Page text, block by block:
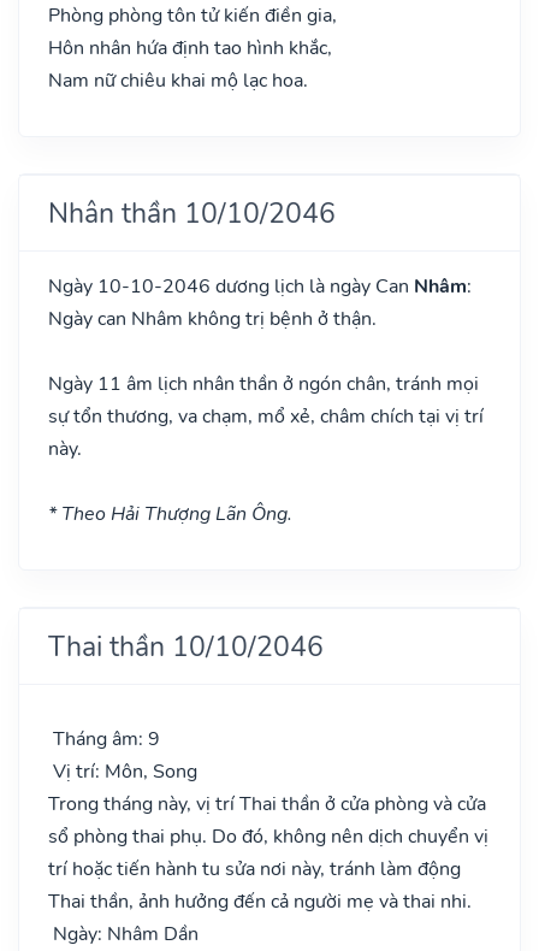
Phòng phòng tôn tử kiến điền gia,
Hôn nhân hứa định tao hình khắc,
Nam nữ chiêu khai mộ lạc hoa.
Nhân thần 10/10/2046
Ngày 10-10-2046 dương lịch là ngày Can Nhâm:
Ngày can Nhâm không trị bệnh ở thận.
Ngày 11 âm lịch nhân thần ở ngón chân, tránh mọi
sự tổn thương, va chạm, mổ xẻ, châm chích tại vị trí
này.
* Theo Hải Thượng Lãn Ông.
Thai thần 10/10/2046
Tháng âm: 9
Vị trí: Môn, Song
Trong tháng này, vị trí Thai thần ở cửa phòng và cửa
sổ phòng thai phụ. Do đó, không nên dịch chuyển vị
trí hoặc tiến hành tu sửa nơi này, tránh làm động
Thai thần, ảnh hưởng đến cả người mẹ và thai nhi.
Ngày: Nhâm Dần